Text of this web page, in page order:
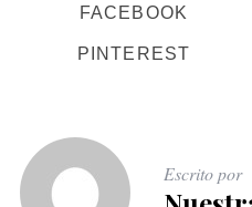
FACEBOOK
PINTEREST
Escrito por